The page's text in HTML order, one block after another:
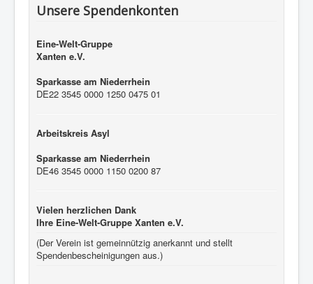
Unsere Spendenkonten
Eine-Welt-Gruppe
Xanten e.V.
Sparkasse am Niederrhein
DE22 3545 0000 1250 0475 01
Arbeitskreis Asyl
Sparkasse am Niederrhein
DE46 3545 0000 1150 0200 87
Vielen herzlichen Dank
Ihre Eine-Welt-Gruppe Xanten e.V.
(Der Verein ist gemeinnützig anerkannt und stellt
Spendenbescheinigungen aus.)